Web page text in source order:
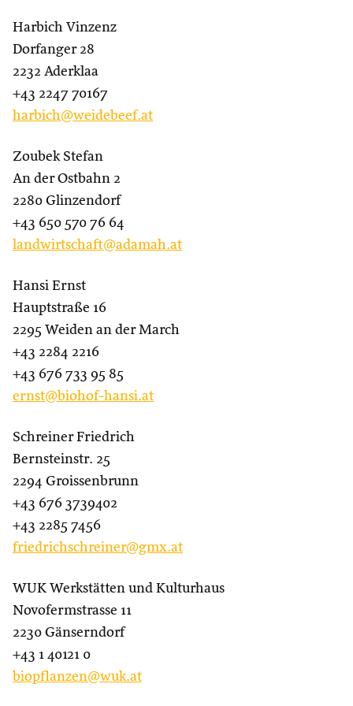
Harbich Vinzenz
Dorfanger 28
2232 Aderklaa
+43 2247 70167
harbich@weidebeef.at
Zoubek Stefan
An der Ostbahn 2
2280 Glinzendorf
+43 650 570 76 64
landwirtschaft@adamah.at
Hansi Ernst
Hauptstraße 16
2295 Weiden an der March
+43 2284 2216
+43 676 733 95 85
ernst@biohof-hansi.at
Schreiner Friedrich
Bernsteinstr. 25
2294 Groissenbrunn
+43 676 3739402
+43 2285 7456
friedrichschreiner@gmx.at
WUK Werkstätten und Kulturhaus
Novofermstrasse 11
2230 Gänserndorf
+43 1 40121 0
biopflanzen@wuk.at